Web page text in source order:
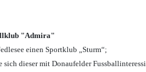
"Admira"
einen Sportklub „Sturm“;
dieser mit Donaufelder